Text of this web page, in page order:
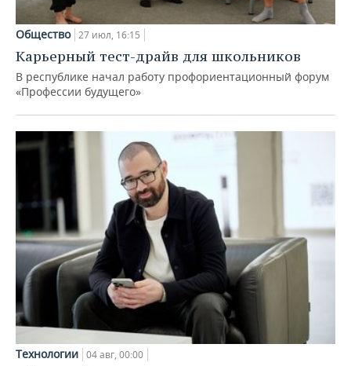
Общество 27 июл, 16:15
Карьерный тест-драйв для школьников
В республике начал работу профориентационный форум
«Профессии будущего»
Технологии 04 авг, 00:00